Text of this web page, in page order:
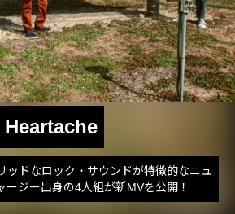
ッドなロック・サウンドが特徴的なニュ
ージー出身の4人組が新MVを公開！